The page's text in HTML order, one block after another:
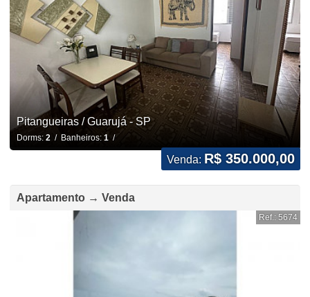
Pitangueiras / Guarujá - SP
Dorms: 2/ Banheiros: 1/
Venda: R$ 350.000,00
Apartamento → Venda
Ref.: 5674